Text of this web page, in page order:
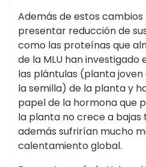
Además de estos
presentar reducción de
como las proteínas que
de la MLU han
las plántulas (planta
la semilla) de la planta y
papel de la hormona que
la planta no crece a
además sufrirían mucho
calentamiento global.